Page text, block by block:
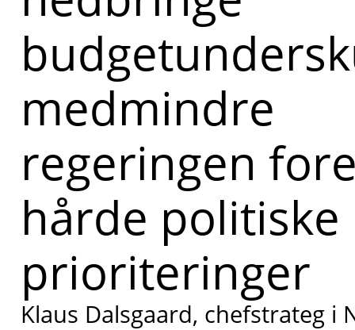
medmindre
regeringen
hårde politiske
prioriteringer
Klaus Dalsgaard, chefstrateg i